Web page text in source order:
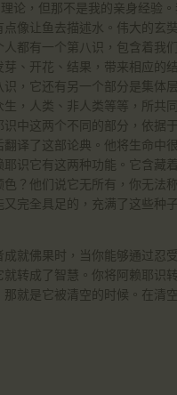
论，但那不是我的亲身经验
像让鱼去描述水。伟大的玄
都有一个第八识，包含着我
、开花、结果，带来相应的
，它还有另一个部分是集体
，人类、非人类等等，所共
中这两个不同的部分，依据
译了这部论典。他将生命中
识它有这两种功能。它含藏
？他们说它无所有，你无法
完全具足的，充满了这些种
就佛果时，当你能够通过忍
转成了智慧。你将阿赖耶识
就是它被清空的时候。在清